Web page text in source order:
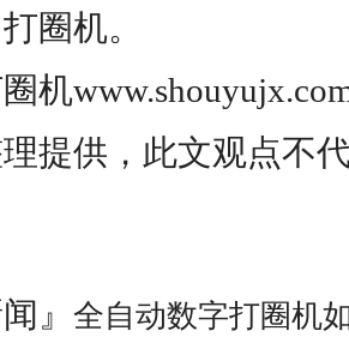
圈机。
机
提供，此文观点不
』 全自动数字打圈机